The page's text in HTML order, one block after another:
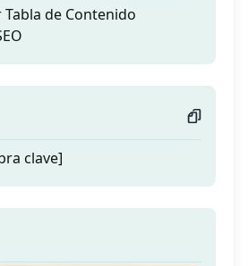
de Contenido
clave]